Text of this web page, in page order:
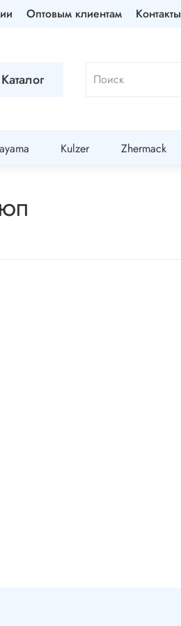
Оптовым клиентам Контакты
Каталог
Kulzer Zhermack
ЮП